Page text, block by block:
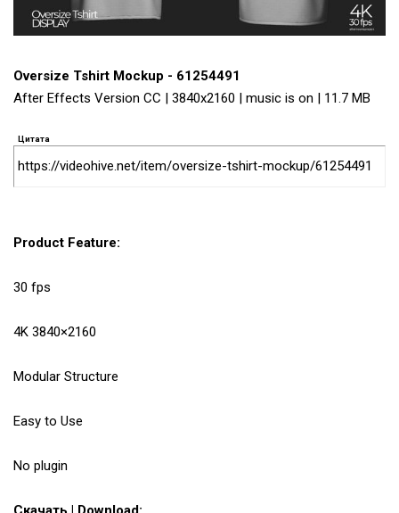
Oversize Tshirt Mockup - 61254491
After Effects Version CC | 3840x2160 | music is on | 11.7 MB
Цитата
https://videohive.net/item/oversize-tshirt-mockup/61254491
Product Feature:
30 fps
4K 3840×2160
Modular Structure
Easy to Use
No plugin